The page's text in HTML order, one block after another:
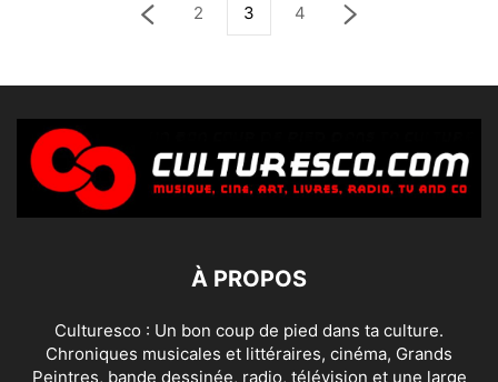
2 3 4
À PROPOS
Culturesco : Un bon coup de pied dans ta culture.
Chroniques musicales et littéraires, cinéma, Grands
Peintres, bande dessinée, radio, télévision et une large